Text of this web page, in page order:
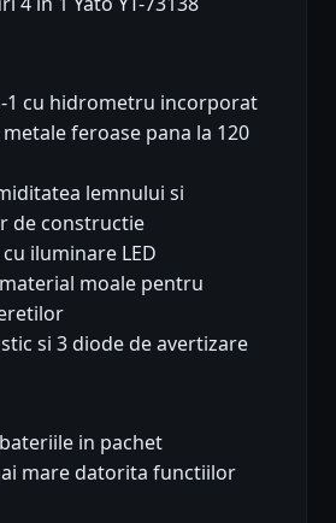
1 cu hidrometru incorporat
feroase pana la 120
lemnului si
de constructie
iluminare LED
moale pentru
si 3 diode de avertizare
in pachet
mare datorita functiilor